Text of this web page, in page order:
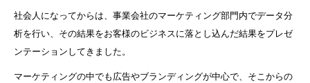
社会人になってからは、事業会社のマーケティング部門内でデータ分
析を行い、その結果をお客様のビジネスに落とし込んだ結果をプレゼ
ンテーションしてきました。
マーケティングの中でも広告やブランディングが中心で、そこからの